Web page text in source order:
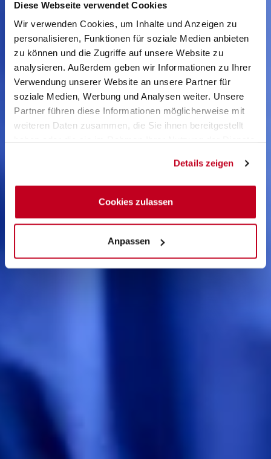
Diese Webseite verwendet Cookies
Wir verwenden Cookies, um Inhalte und Anzeigen zu
personalisieren, Funktionen für soziale Medien anbieten
zu können und die Zugriffe auf unsere Website zu
analysieren. Außerdem geben wir Informationen zu Ihrer
Verwendung unserer Website an unsere Partner für
soziale Medien, Werbung und Analysen weiter. Unsere
Partner führen diese Informationen möglicherweise mit
weiteren Daten zusammen, die Sie ihnen bereitgestellt
Details zeigen
Cookies zulassen
Anpassen